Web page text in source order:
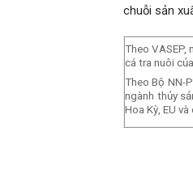
chuỗi sản
Theo
cá tra nuôi
Theo Bộ NN-
ngành thủy
Hoa Kỳ, EU và